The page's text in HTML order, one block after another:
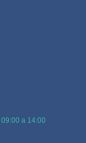
a 14:00